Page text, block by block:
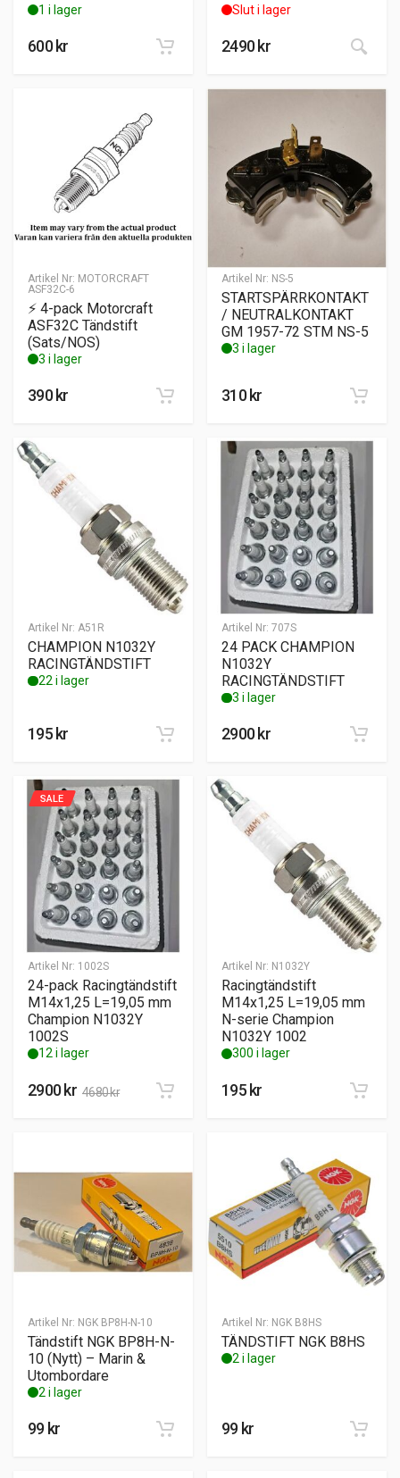
1 i lager
600kr
Slut i lager
2490kr
Artikel Nr: MOTORCRAFT
ASF32C-6
⚡ 4-pack Motorcraft
ASF32C Tändstift
(Sats/NOS)
3 i lager
390 kr
Artikel Nr: NS-5
STARTSPÄRRKONTAKT
/ NEUTRALKONTAKT
GM 1957-72 STM NS-5
3 i lager
310 kr
Artikel Nr: A51R
CHAMPION N1032Y
RACINGTÄNDSTIFT
22 i lager
195 kr
Artikel Nr: 707S
24 PACK CHAMPION
N1032Y
RACINGTÄNDSTIFT
3 i lager
2900 kr
Artikel Nr: 1002S
SALE
24-pack Racingtändstift
M14x1,25 L=19,05 mm
Champion N1032Y
1002S
12 i lager
2900kr 4680kr
Artikel Nr: N1032Y
Racingtändstift
M14x1,25 L=19,05 mm
N-serie Champion
N1032Y 1002
300 i lager
195kr
Artikel Nr: NGK BP8H-N-10
Tändstift NGK BP8H-N-
10 (Nytt) – Marin &
Utombordare
2 i lager
99kr
Artikel Nr: NGK B8HS
TÄNDSTIFT NGK B8HS
2 i lager
99kr